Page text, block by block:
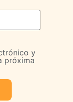
y
próxima